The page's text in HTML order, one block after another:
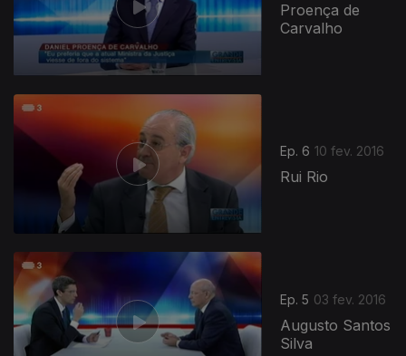
Proença de
Carvalho
Ep. 6 10 fev. 2016
Rui Rio
Ep. 5 03 fev. 2016
Augusto Santos
Silva